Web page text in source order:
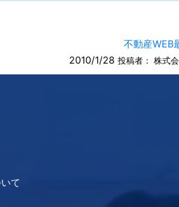
不動産WEB
2010/1/28 投稿者： 株式
て